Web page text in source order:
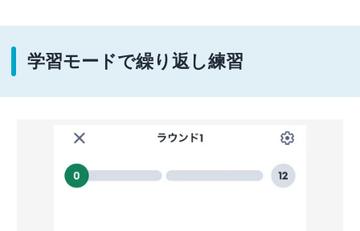
学習モードで繰り返し練習